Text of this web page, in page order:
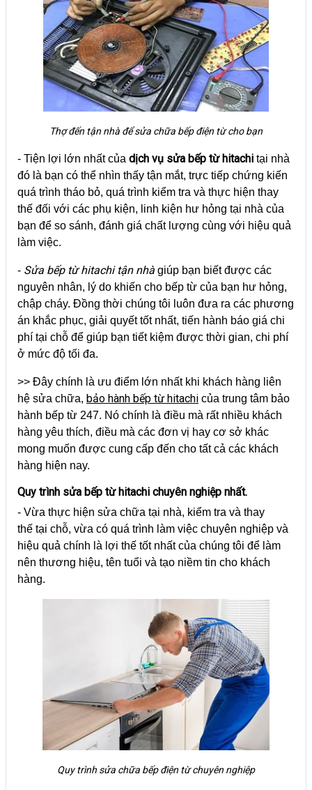
Thợ đến tận nhà để sửa chữa bếp điện từ cho bạn
- Tiện lợi lớn nhất của dịch vụ sửa bếp từ hitachi tại nhà
đó là bạn có thể nhìn thấy tận mắt, trực tiếp chứng kiến
quá trình tháo bỏ, quá trình kiểm tra và thực hiện thay
thế đối với các phụ kiện, linh kiện hư hỏng tại nhà của
bạn để so sánh, đánh giá chất lượng cùng với hiệu quả
làm việc.
- Sửa bếp từ hitachi tận nhà giúp bạn biết được các
nguyên nhân, lý do khiến cho bếp từ của bạn hư hỏng,
chập cháy. Đồng thời chúng tôi luôn đưa ra các phương
án khắc phục, giải quyết tốt nhất, tiến hành báo giá chi
phí tại chỗ để giúp bạn tiết kiệm được thời gian, chi phí
ở mức độ tối đa.
>> Đây chính là ưu điểm lớn nhất khi khách hàng liên
hệ sửa chữa, bảo hành bếp từ hitachi của trung tâm bảo
hành bếp từ 247. Nó chính là điều mà rất nhiều khách
hàng yêu thích, điều mà các đơn vị hay cơ sở khác
mong muốn được cung cấp đến cho tất cả các khách
hàng hiện nay.
Quy trình sửa bếp từ hitachi chuyên nghiệp nhất.
- Vừa thực hiện sửa chữa tại nhà, kiểm tra và thay
thế tại chỗ, vừa có quá trình làm việc chuyên nghiệp và
hiệu quả chính là lợi thế tốt nhất của chúng tôi để làm
nên thương hiệu, tên tuổi và tạo niềm tin cho khách
hàng.
Quy trình sửa chữa bếp điện từ chuyên nghiệp